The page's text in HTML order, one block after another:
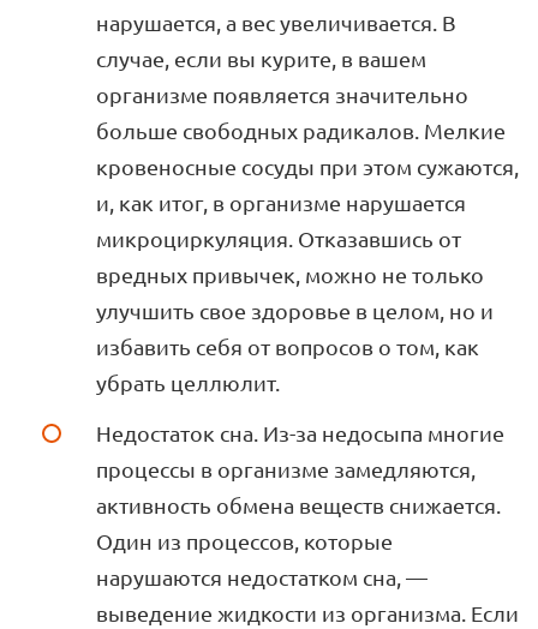
нарушается, а вес увеличивается. В
случае, если вы курите, в вашем
организме появляется значительно
больше свободных радикалов. Мелкие
кровеносные сосуды при этом сужаются,
и, как итог, в организме нарушается
микроциркуляция. Отказавшись от
вредных привычек, можно не только
улучшить свое здоровье в целом, но и
избавить себя от вопросов о том, как
убрать целлюлит.
Недостаток сна. Из-за недосыпа многие
процессы в организме замедляются,
активность обмена веществ снижается.
Один из процессов, которые
нарушаются недостатком сна, —
выведение жидкости из организма. Если